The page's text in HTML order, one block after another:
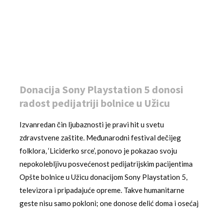
Donacija Sony Playstation 5 donosi
radost pedijatriji bolnice u Užicu
Izvanredan čin ljubaznosti je pravi hit u svetu
zdravstvene zaštite. Međunarodni festival dečijeg
folklora, ‘Liciderko srce’, ponovo je pokazao svoju
nepokolebljivu posvećenost pedijatrijskim pacijentima
Opšte bolnice u Užicu donacijom Sony Playstation 5,
televizora i pripadajuće opreme. Takve humanitarne
geste nisu samo pokloni; one donose delić doma i osećaj